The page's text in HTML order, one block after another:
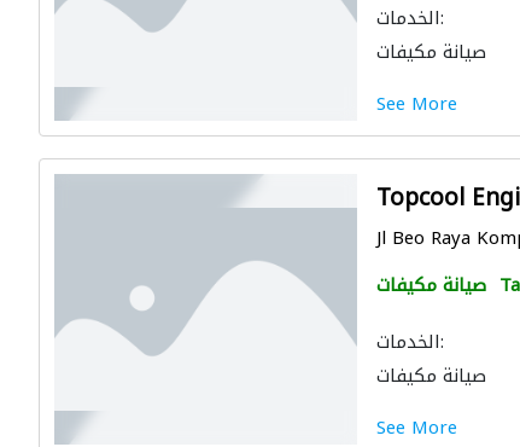
الخدمات:
صيانة مكيفات
See More
Topcool
Jl Beo Raya
صيانة مكيفات
الخدمات:
صيانة مكيفات
See More